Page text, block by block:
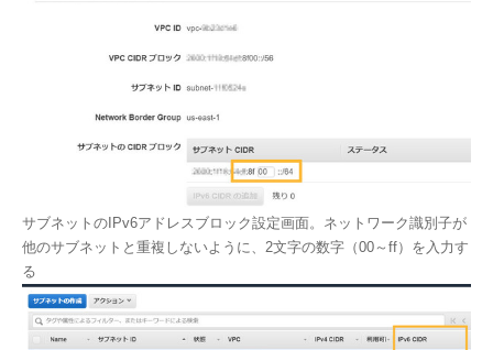
サブネットのIPv6アドレスブロック設定画面。ネットワーク識別子が
他のサブネットと重複しないように、2文字の数字（00～ff）を入力す
る